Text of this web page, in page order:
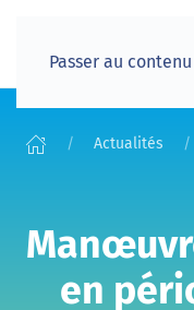
Passer au
Actualités
en